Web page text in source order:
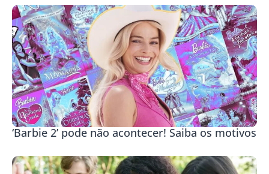
‘Barbie 2’ pode não acontecer! Saiba os motivos